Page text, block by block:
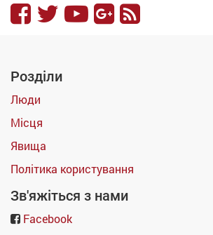
Розділи
Люди
Місця
Явища
Політика користування
Зв'яжіться з нами
Facebook